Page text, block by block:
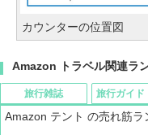
カウンターの位置図
Amazon トラベル関連ラ
旅行雑誌 旅行ガイド
Amazon テント の売れ筋ラ